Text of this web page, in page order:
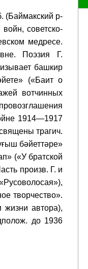
(Баймакский р-
советско-
медресе.
Поэзия Г.
башкир
(«Баит о
вотчинных
1914—1917
трагич.
бәйеттәре»
(«У братской
произв. Г. и
творчество».
автора),
до 1936